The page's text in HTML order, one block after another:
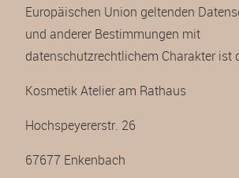
Europäischen Union geltenden
und anderer Bestimmungen mit
datenschutzrechtlichem Charakter ist
Kosmetik Atelier am Rathaus
Hochspeyererstr. 26
67677 Enkenbach